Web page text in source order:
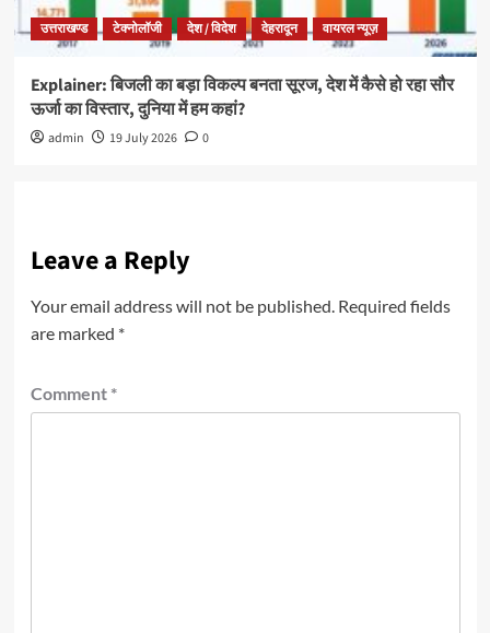
उत्तराखण्ड टेक्नोलॉजी देश / विदेश देहरादून वायरल न्यूज़
Explainer: बिजली का बड़ा विकल्प बनता सूरज, देश में कैसे हो रहा सौर
ऊर्जा का विस्तार, दुनिया में हम कहां?
admin 19 July 2026 0
Leave a Reply
Your email address will not be published. Required fields
are marked *
Comment *